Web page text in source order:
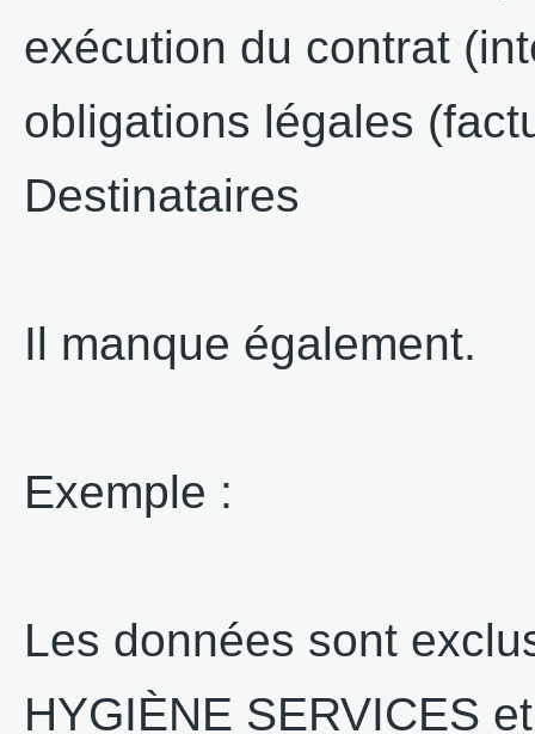
exécution du contrat
obligations légales
Destinataires
Il manque également.
Exemple :
Les données sont
HYGIÈNE SERVICES